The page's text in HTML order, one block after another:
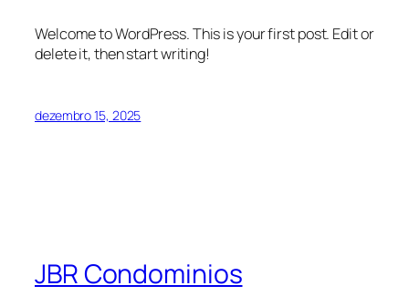
Welcome to WordPress. This is your first post. Edit or
delete it, then start writing!
dezembro 15, 2025
JBR Condominios